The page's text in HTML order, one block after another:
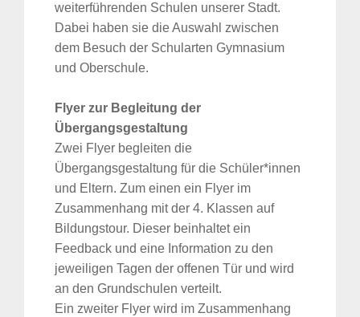
weiterführenden Schulen unserer Stadt.
Dabei haben sie die Auswahl zwischen
dem Besuch der Schularten Gymnasium
und Oberschule.
Flyer zur Begleitung der
Übergangsgestaltung
Zwei Flyer begleiten die
Übergangsgestaltung für die Schüler*innen
und Eltern. Zum einen ein Flyer im
Zusammenhang mit der 4. Klassen auf
Bildungstour. Dieser beinhaltet ein
Feedback und eine Information zu den
jeweiligen Tagen der offenen Tür und wird
an den Grundschulen verteilt.
Ein zweiter Flyer wird im Zusammenhang